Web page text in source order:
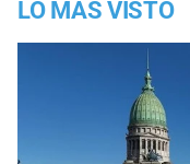
LO MÁS VISTO